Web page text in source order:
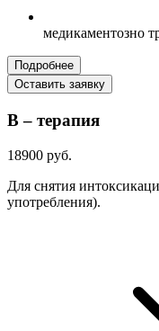
медикаментозно
Подробнее
Оставить заявку
В – терапия
18900 руб.
Для снятия
употребления).